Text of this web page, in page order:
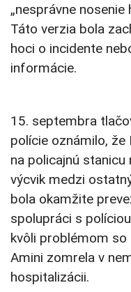
„nesprávne
Táto verzia bola
hoci o incidente
informácie.
15. septembra
polície oznámilo, že
na policajnú stanicu
výcvik medzi
bola okamžite
spolupráci s
kvôli problémom
Amini zomrela v
hospitalizácii.